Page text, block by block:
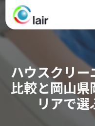
ハウスクリ
比較と岡山県
リアで